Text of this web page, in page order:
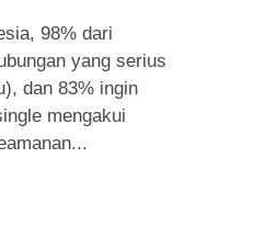
98% dari
yang serius
dan 83% ingin
mengakui